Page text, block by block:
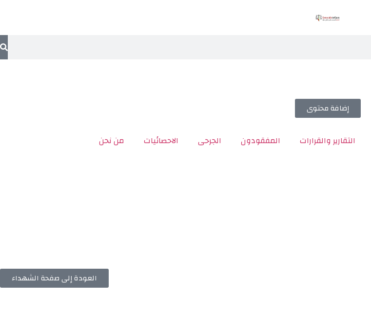
إضافة محتوى
التقارير والقرارات المفقودون الجرحى الاحصائيات من نحن
العودة إلى صفحة الشهداء